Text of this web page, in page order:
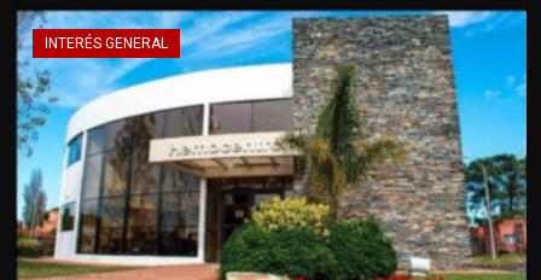
INTERÉS GENERAL